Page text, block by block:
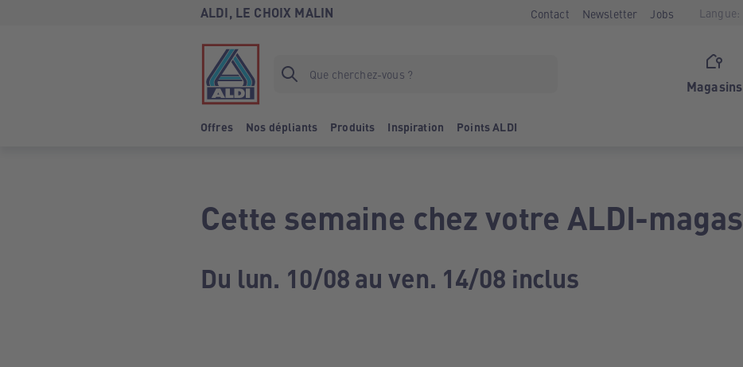
ALDI, LE CHOIX MALIN Contact Newsletter Jobs Langue:
Magasins
Offres Nos dépliants Produits Inspiration Points ALDI
Cette semaine chez votre ALDI-
Du lun. 10/08 au ven. 14/08 inclus